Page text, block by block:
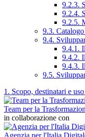
9.2.3.
9.2.4.
9.2.5.
9.3.
9.4.
9.4.1.
9.4.2.
9.4.3.
9.5.
1. Scopo, destinatari e
Team per la
in collaborazione con
Agenzia per l'Italia